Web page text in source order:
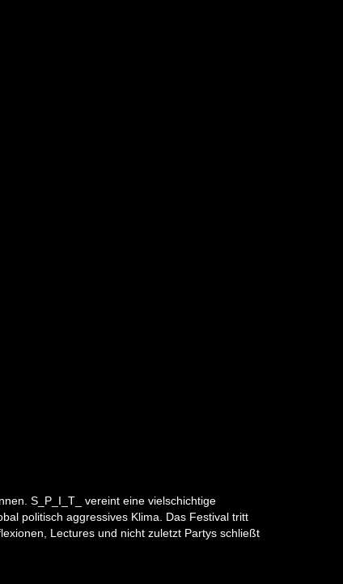
S_P_I_T_ vereint eine vielschichtige
politisch aggressives Klima. Das Festival tritt
Lectures und nicht zuletzt Partys schließt